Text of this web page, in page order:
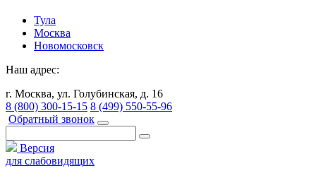
Тулa
Москва
Новомосковск
Наш адрес:
г. Москва, ул. Голубинская, д. 16
8 (800) 300-15-15 8 (499) 550-55-96
Обратный звонок
Версия
для слабовидящих